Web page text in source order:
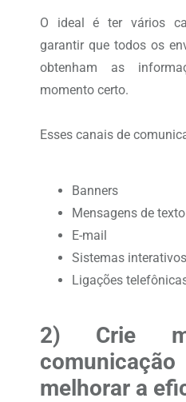
O ideal é ter vários
garantir que todos os
obtenham as
momento certo.
Esses canais de
Banners
Mensagens de texto
E-mail
Sistemas
Ligações
2) Crie
melhorar a